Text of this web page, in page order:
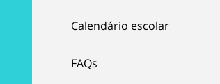
Calendário escolar
FAQs